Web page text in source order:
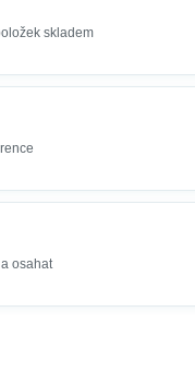
skladem
osahat